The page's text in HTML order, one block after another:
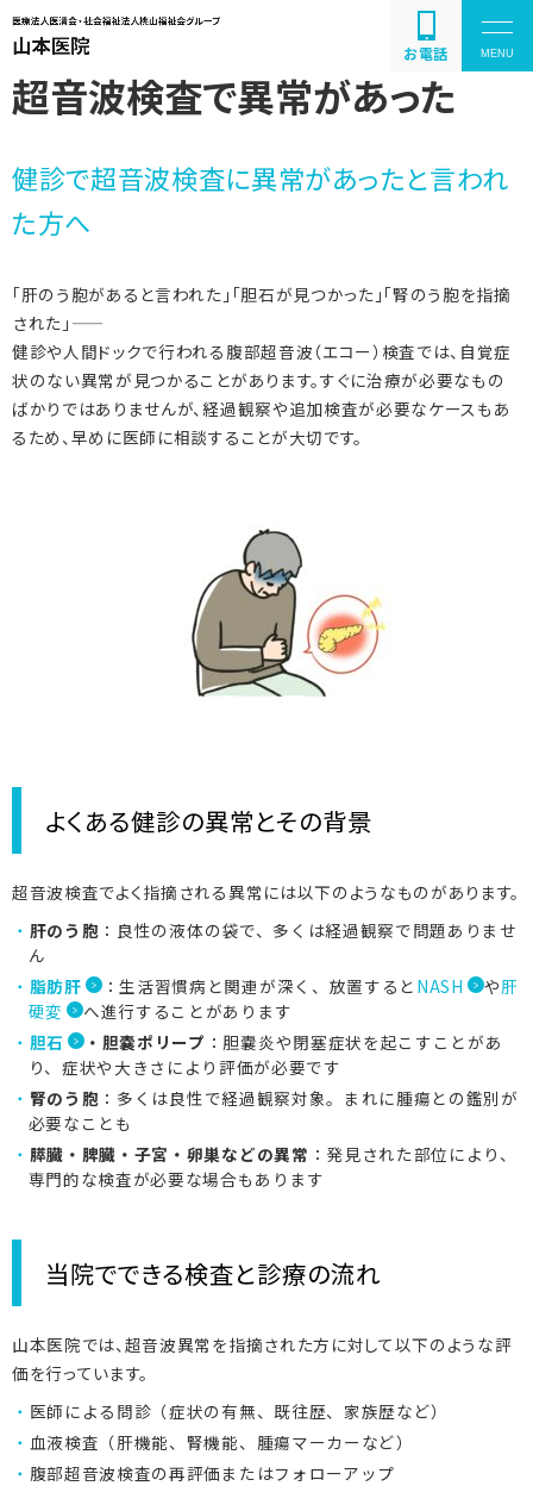
お電話
疾患の紹介と解説
お問い合わせ
9:00-18:00 土曜午後・日曜祝休診
超音波検査で異常があった
健診で超音波検査に異常があったと言われ
た方へ
「肝のう胞があると言われた」「胆石が見つかった」「腎のう胞を指摘
された」――
健診や人間ドックで行われる腹部超音波（エコー）検査では、自覚症
状のない異常が見つかることがあります。すぐに治療が必要なもの
ばかりではありませんが、経過観察や追加検査が必要なケースもあ
るため、早めに医師に相談することが大切です。
よくある健診の異常とその背景
超音波検査でよく指摘される異常には以下のようなものがあります。
肝のう胞 ：良性の液体の袋で、多くは経過観察で問題ありませ
ん
脂肪肝
：生活習慣病と関連が深く、放置すると NASH や肝
硬変
へ進行することがあります
胆石
・胆嚢ポリープ ：胆嚢炎や閉塞症状を起こすことがあ
り、症状や大きさにより評価が必要です
腎のう胞 ：多くは良性で経過観察対象。まれに腫瘍との鑑別が
必要なことも
膵臓・脾臓・子宮・卵巣などの異常 ：発見された部位により、
専門的な検査が必要な場合もあります
当院でできる検査と診療の流れ
山本医院では、超音波異常を指摘された方に対して以下のような評
価を行っています。
医師による問診（症状の有無、既往歴、家族歴など）
血液検査（肝機能、腎機能、腫瘍マーカーなど）
腹部超音波検査の再評価またはフォローアップ